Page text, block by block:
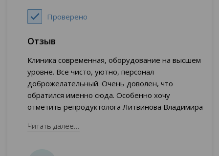
Проверено
Отзыв
Клиника современная, оборудование на высшем
уровне. Все чисто, уютно, персонал
доброжелательный. Очень доволен, что
обратился именно сюда. Особенно хочу
отметить репродуктолога Литвинова Владимира
Читать далее...